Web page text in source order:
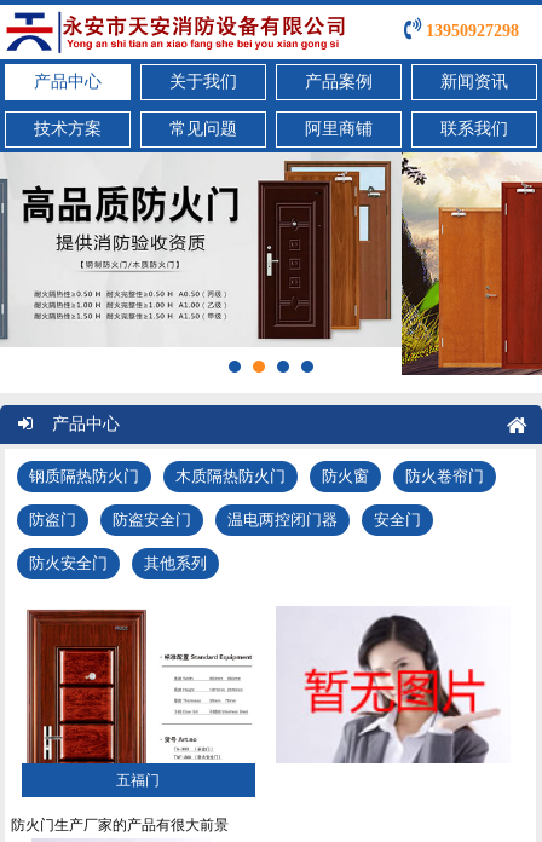
13950927298
产品中心 关于我们 产品案例 新闻资讯
技术方案 常见问题 阿里商铺 联系我们
产品中心
钢质隔热防火门 木质隔热防火门 防火窗 防火卷帘门
防盗门 防盗安全门 温电两控闭门器 安全门
防火安全门 其他系列
五福门
防火门生产厂家的产品有很大前景